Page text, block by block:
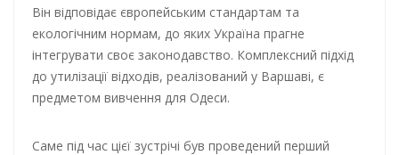
Він відповідає європейським стандартам та
екологічним нормам, до яких Україна прагне
інтегрувати своє законодавство. Комплексний підхід
до утилізації відходів, реалізований у Варшаві, є
предметом вивчення для Одеси.
Саме під час цієї зустрічі був проведений перший